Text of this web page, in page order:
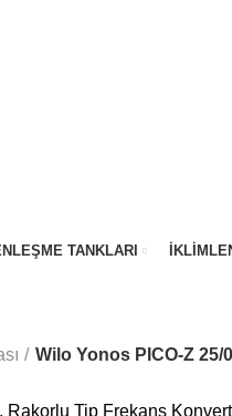
TANKLARI
Wilo Yonos PICO-Z